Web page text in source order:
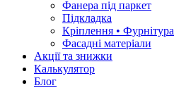
Фанера під паркет
Підкладка
Кріплення • Фурнітура
Фасадні матеріали
Акції та знижки
Калькулятор
Блог